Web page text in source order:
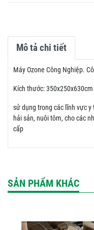
Mô tả chi tiết
Máy Ozone Công Nghiệp.
Kích thước: 350x250x630cm
sử dụng trong các lĩnh vực
hải sản, nuôi tôm, cho các
cấp
SẢN PHẨM KHÁC